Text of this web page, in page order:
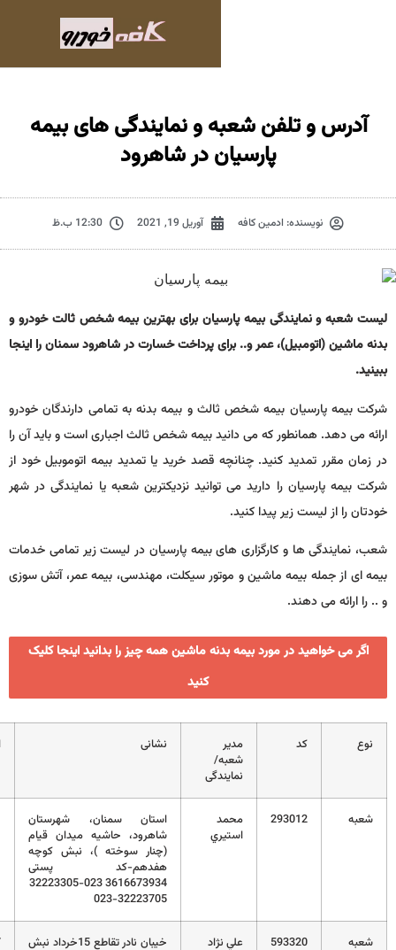
شعبه و نمایندگی های بیمه
پارسیان در شاهرود
ادمین کافه آوریل 19, 2021 12:30 ب.ظ
بیمه پارسیان برای بهترین بیمه شخص ثالت خودرو و
عمر و.. برای پرداخت خسارت در شاهرود سمنان را اینجا
بیمه شخص ثالث و بیمه بدنه به تمامی دارندگان خودرو
که می دانید بیمه شخص ثالث اجباری است و باید آن را
کنید. چنانچه قصد خرید یا تمدید بیمه اتوموبیل خود از
را دارید می توانید نزدیکترین شعبه یا نمایندگی در شهر
زیر پیدا کنید.
و کارگزاری های بیمه پارسیان در لیست زیر تمامی خدمات
بیمه ماشین و موتور سیکلت، مهندسی، بیمه عمر، آتش سوزی
در مورد بیمه بدنه ماشین همه چیز را بدانید اینجا کلیک
نشانی
293012
محمد
استان سمنان، شهرستان
شاهرود، حاشیه میدان قیام
(چنار سوخته )، نبش کوچه
هفدهم-کد پستی
593320 علي نژاد
خیبان نادر تقاطع 15خرداد نبش
02332232777